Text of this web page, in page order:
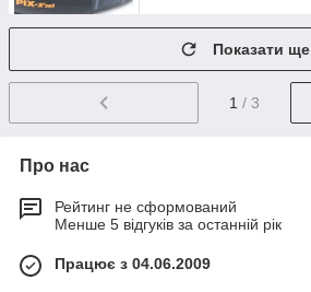
Показати ще
1 / 3
Про нас
Рейтинг не сформований
Менше 5 відгуків за останній рік
Працює з 04.06.2009